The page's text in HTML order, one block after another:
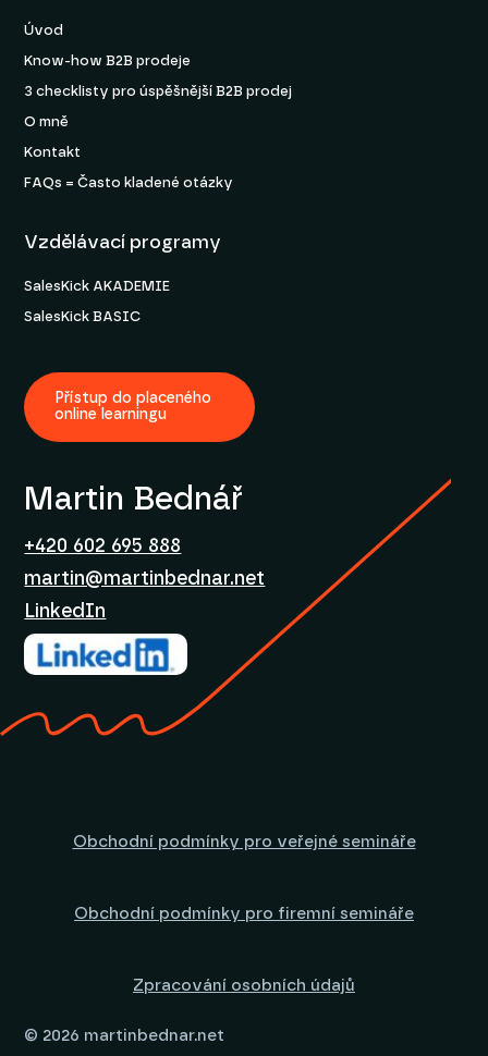
Úvod
Know-how B2B prodeje
3 checklisty pro úspěšnější B2B prodej
O mně
Kontakt
FAQs = Často kladené otázky
Vzdělávací programy
SalesKick AKADEMIE
SalesKick BASIC
Přístup do placeného
online learningu
Martin Bednář
+420 602 695 888
martin@martinbednar.net
LinkedIn
Obchodní podmínky pro veřejné semináře
Obchodní podmínky pro firemní semináře
Zpracování osobních údajů
© 2026 martinbednar.net